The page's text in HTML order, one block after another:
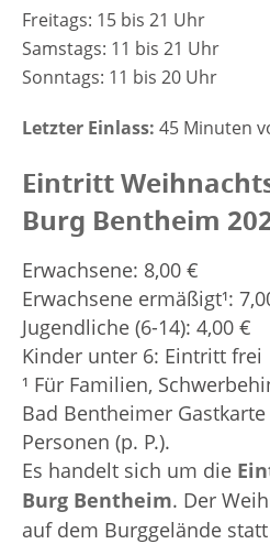
Freitags: 15 bis 21 Uhr
Samstags: 11 bis 21 Uhr
Sonntags: 11 bis 20 Uhr
Letzter Einlass: 45 Minuten
Eintritt
Burg Bentheim
Erwachsene: 8,00 €
Erwachsene ermäßigt¹:
Jugendliche (6-14): 4,00 €
Kinder unter 6: Eintritt frei
¹ Für Familien,
Bad Bentheimer
Personen (p. P.).
Es handelt sich um die
Burg Bentheim. Der
auf dem Burggelände